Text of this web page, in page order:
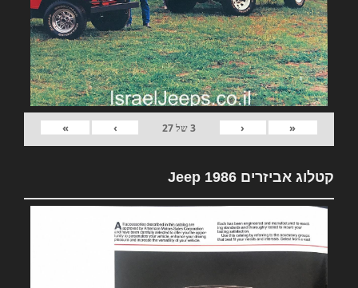
«
‹
3של27
›
»
קטלוג אביזרים Jeep 1986